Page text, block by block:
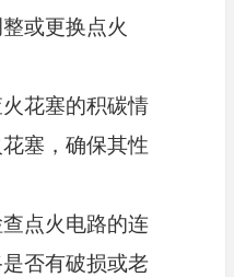
或更换点火
花塞的积碳情
塞，确保其性
点火电路的连
否有破损或老